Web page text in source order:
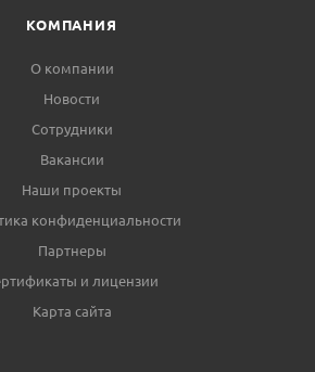
КОМПАНИЯ
О компании
Новости
Сотрудники
Вакансии
Наши проекты
конфиденциальности
Партнеры
и лицензии
Карта сайта